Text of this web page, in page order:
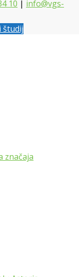
10 | info@vgs-
študij
značaja